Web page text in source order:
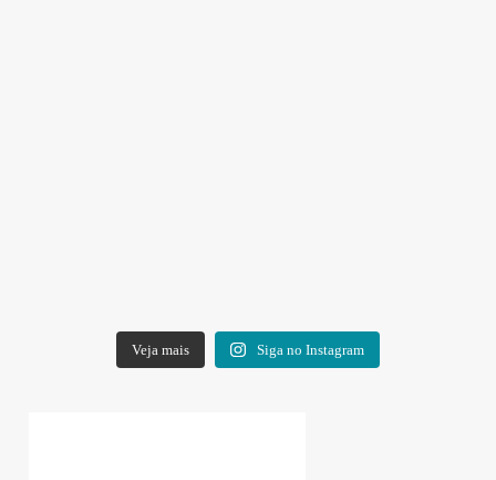
Veja mais Siga no Instagram